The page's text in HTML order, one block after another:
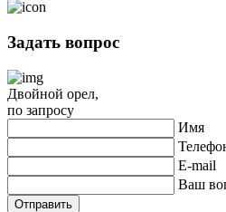
Задать вопрос
Двойной орел,
по запросу
Имя
E-mail
Ваш